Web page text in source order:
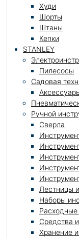
Худи
Шорты
Штаны
Кепки
STANLEY
Пилесосы
Садовая
Ручной
Cверла
Лестницы
Наборы
Средства
Хранение